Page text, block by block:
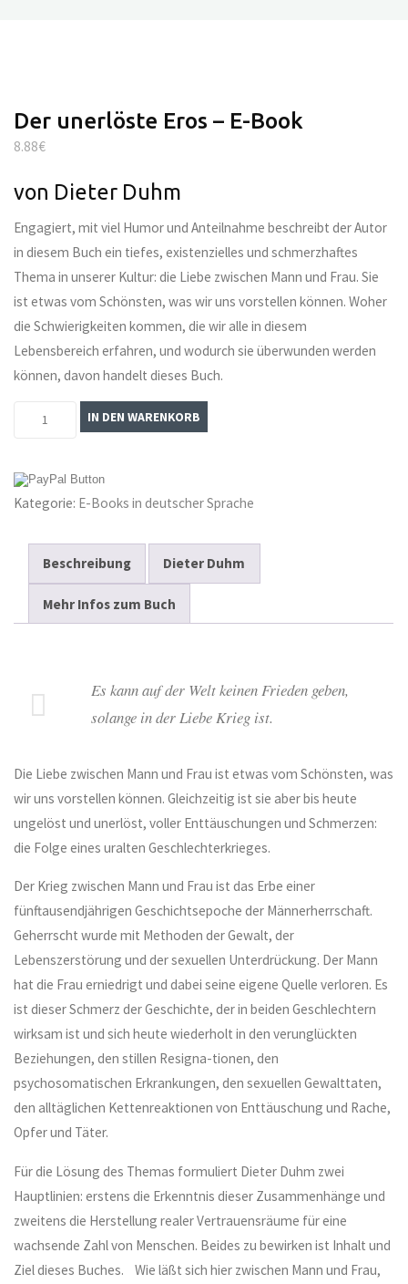
Der unerlöste Eros – E-Book
8.88€
von Dieter Duhm
Engagiert, mit viel Humor und Anteilnahme beschreibt der Autor
in diesem Buch ein tiefes, existenzielles und schmerzhaftes
Thema in unserer Kultur: die Liebe zwischen Mann und Frau. Sie
ist etwas vom Schönsten, was wir uns vorstellen können. Woher
die Schwierigkeiten kommen, die wir alle in diesem
Lebensbereich erfahren, und wodurch sie überwunden werden
können, davon handelt dieses Buch.
–
E-
Menge
IN DEN WARENKORB
Kategorie: E-Books in deutscher Sprache
Beschreibung Dieter Duhm
Mehr Infos zum Buch
Es kann auf der Welt keinen Frieden geben,
solange in der Liebe Krieg ist.
Die Liebe zwischen Mann und Frau ist etwas vom Schönsten, was
wir uns vorstellen können. Gleichzeitig ist sie aber bis heute
ungelöst und unerlöst, voller Enttäuschungen und Schmerzen:
die Folge eines uralten Geschlechterkrieges.
Der Krieg zwischen Mann und Frau ist das Erbe einer
fünftausendjährigen Geschichtsepoche der Männerherrschaft.
Geherrscht wurde mit Methoden der Gewalt, der
Lebenszerstörung und der sexuellen Unterdrückung. Der Mann
hat die Frau erniedrigt und dabei seine eigene Quelle verloren. Es
ist dieser Schmerz der Geschichte, der in beiden Geschlechtern
wirksam ist und sich heute wiederholt in den verunglückten
Beziehungen, den stillen Resigna-tionen, den
psychosomatischen Erkrankungen, den sexuellen Gewalttaten,
den alltäglichen Kettenreaktionen von Enttäuschung und Rache,
Opfer und Täter.
Für die Lösung des Themas formuliert Dieter Duhm zwei
Hauptlinien: erstens die Erkenntnis dieser Zusammenhänge und
zweitens die Herstellung realer Vertrauensräume für eine
wachsende Zahl von Menschen. Beides zu bewirken ist Inhalt und
Ziel dieses Buches. Wie läßt sich hier zwischen Mann und Frau,